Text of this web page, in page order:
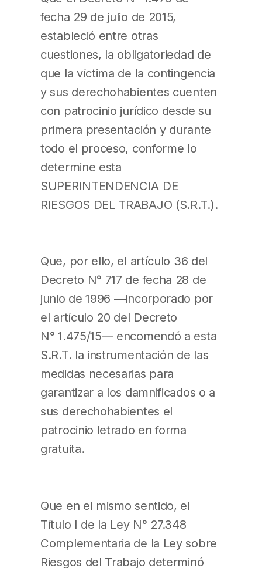
fecha 29 de julio de 2015,
estableció entre otras
cuestiones, la obligatoriedad de
que la víctima de la contingencia
y sus derechohabientes cuenten
con patrocinio jurídico desde su
primera presentación y durante
todo el proceso, conforme lo
determine esta
SUPERINTENDENCIA DE
RIESGOS DEL TRABAJO (S.R.T.).
Que, por ello, el artículo 36 del
Decreto N° 717 de fecha 28 de
junio de 1996 —incorporado por
el artículo 20 del Decreto
N° 1.475/15— encomendó a esta
S.R.T. la instrumentación de las
medidas necesarias para
garantizar a los damnificados o a
sus derechohabientes el
patrocinio letrado en forma
gratuita.
Que en el mismo sentido, el
Título I de la Ley N° 27.348
Complementaria de la Ley sobre
Riesgos del Trabajo determinó